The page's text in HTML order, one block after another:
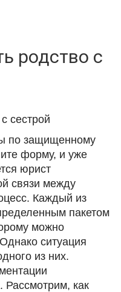
родство с
по защищенному
форму, и уже
юрист
связи между
Каждый из
пакетом
можно
ситуация
из них.
Рассмотрим, как